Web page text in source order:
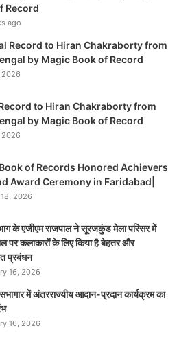
Record
ago
Record to Hiran Chakraborty from
by Magic Book of Record
2026
to Hiran Chakraborty from
by Magic Book of Record
2026
of Records Honored Achievers
Award Ceremony in Faridabad|
2026
के एजीएम राजपाल ने सूरजकुंड मेला परिसर में
पर कलाकारों के लिए किया है बेहतर और
प्रबंधन
16, 2026
में अंतरराज्यीय आदान-प्रदान कार्यक्रम का
16, 2026